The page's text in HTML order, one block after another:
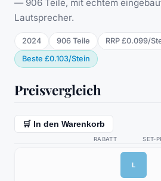
— 906 Teile, mit echtem
Lautsprecher.
2024 906 Teile RRP £0.099/
Beste £0.103/Stein
Preisvergleich
🛒 In den Warenkorb
RABATT SET-
L